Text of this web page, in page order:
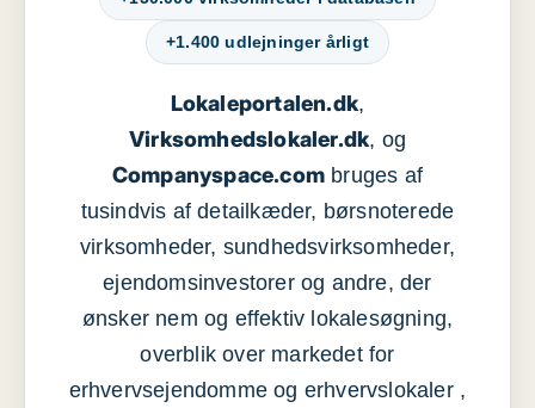
+1.400 udlejninger årligt
Lokaleportalen.dk,
Virksomhedslokaler.dk, og
Companyspace.com bruges af
tusindvis af detailkæder, børsnoterede
virksomheder, sundhedsvirksomheder,
ejendomsinvestorer og andre, der
ønsker nem og effektiv lokalesøgning,
overblik over markedet for
erhvervsejendomme og erhvervslokaler ,